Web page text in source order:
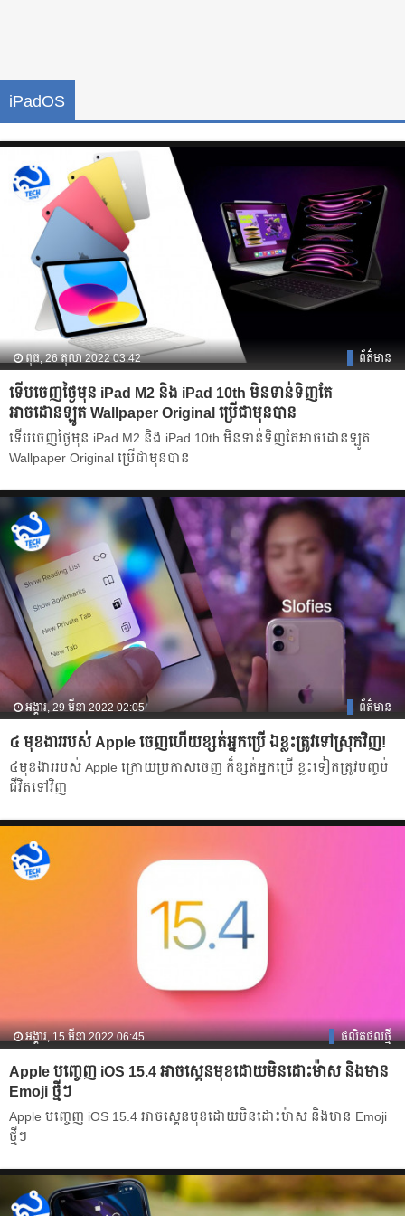
iPadOS
ពុធ, 26 តុលា 2022 03:42 ព័ត៌មាន
ទើបចេញថ្ងៃមុន iPad M2 និង iPad 10th មិនទាន់ទិញតែ
អាចដោនឡូត Wallpaper Original ប្រើជាមុនបាន
ទើបចេញថ្ងៃមុន iPad M2 និង iPad 10th មិនទាន់ទិញតែអាចដោនឡូត
Wallpaper Original ប្រើជាមុនបាន
អង្គារ, 29 មីនា 2022 02:05 ព័ត៌មាន
៤ មុខងាររបស់ Apple ចេញហើយខ្សត់អ្នកប្រើ ឯខ្លះត្រូវទៅស្រុកវិញ!
៤មុខងាររបស់ Apple ក្រោយប្រកាសចេញ ក៏ខ្សត់អ្នកប្រើ ខ្លះទៀតត្រូវបញ្ចប់
ជីវិតទៅវិញ
អង្គារ, 15 មីនា 2022 06:45 ផលិតផលថ្មី
Apple បញ្ចេញ iOS 15.4 អាចស្គេនមុខដោយមិនដោះម៉ាស និងមាន
Emoji ថ្មីៗ
Apple បញ្ចេញ iOS 15.4 អាចស្គេនមុខដោយមិនដោះម៉ាស និងមាន Emoji
ថ្មីៗ